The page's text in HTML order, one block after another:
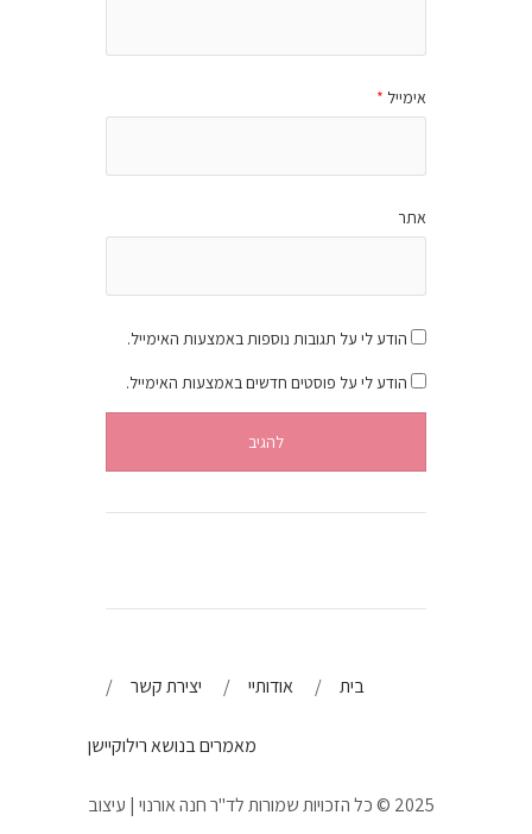
אימייל *
אתר
הודע לי על תגובות נוספות באמצעות האימייל.
הודע לי על פוסטים חדשים באמצעות האימייל.
בית אודותיי יצירת קשר
מאמרים בנושא רילוקיישן
2025 © כל הזכויות שמורות לד"ר חנה אורנוי | עיצוב